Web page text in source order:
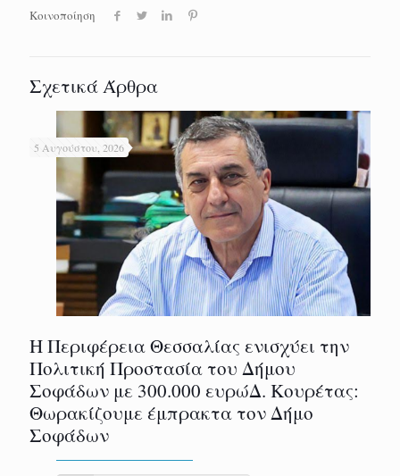
Κοινοποίηση
Σχετικά Άρθρα
5 Αυγούστου, 2026
Η Περιφέρεια Θεσσαλίας ενισχύει την
Πολιτική Προστασία του Δήμου
Σοφάδων με 300.000 ευρώΔ. Κουρέτας:
Θωρακίζουμε έμπρακτα τον Δήμο
Σοφάδων